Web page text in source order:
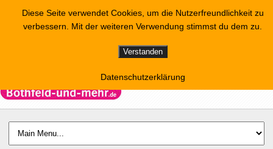
Diese Seite verwendet Cookies, um die Nutzerfreundlichkeit zu
verbessern. Mit der weiteren Verwendung stimmst du dem zu.
Verstanden
Datenschutzerklärung